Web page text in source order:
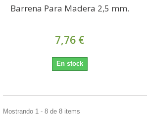
Barrena Para Madera 2,5 mm.
7,76 €
En stock
Mostrando 1 - 8 de 8 items